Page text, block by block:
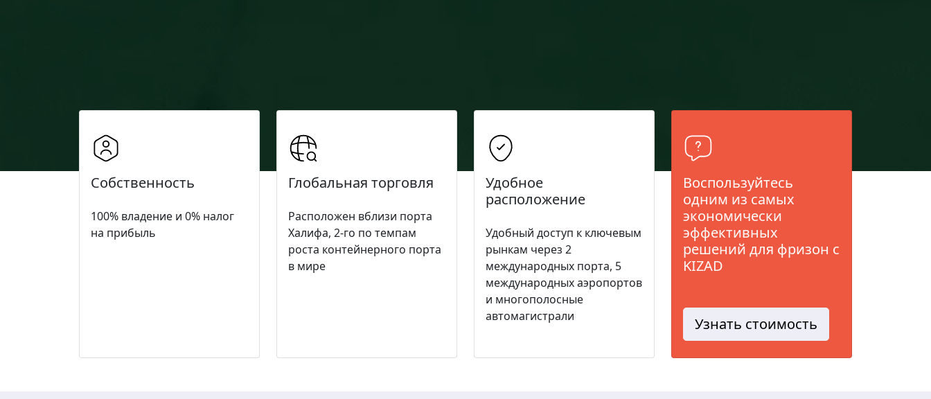
Собственность
100% владение и 0% налог
на прибыль
Глобальная торговля
Расположен вблизи порта
Халифа, 2-го по темпам
роста контейнерного порта
в мире
Удобное
расположение
Удобный доступ к ключевым
рынкам через 2
международных порта, 5
международных аэропортов
и многополосные
автомагистрали
Воспользуйтесь
одним из самых
экономически
эффективных
решений для фризон с
KIZAD
Узнать стоимость